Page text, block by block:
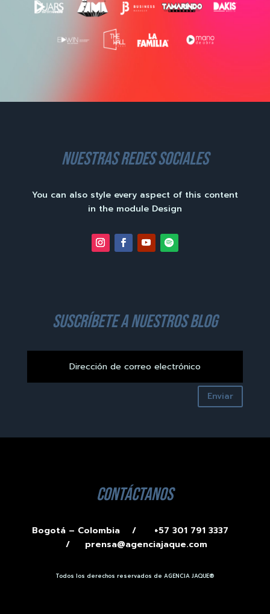
nuestras redes sociales
You can also style every aspect of this content
in the module Design
suscríbete a nuestros blog
Enviar
contáctanos
Bogotá – Colombia /
+57 301 791 3337
/ prensa@agenciajaque.com
Todos los derechos reservados de AGENCIA JAQUE®